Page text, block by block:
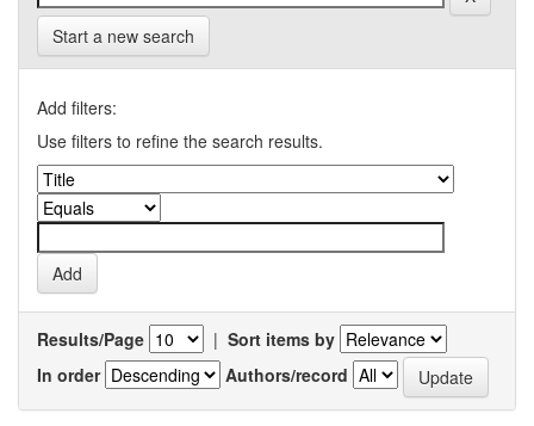
Start a new search
Add filters:
Use filters to refine the search results.
Results/Page | Sort items by
In order
Authors/record